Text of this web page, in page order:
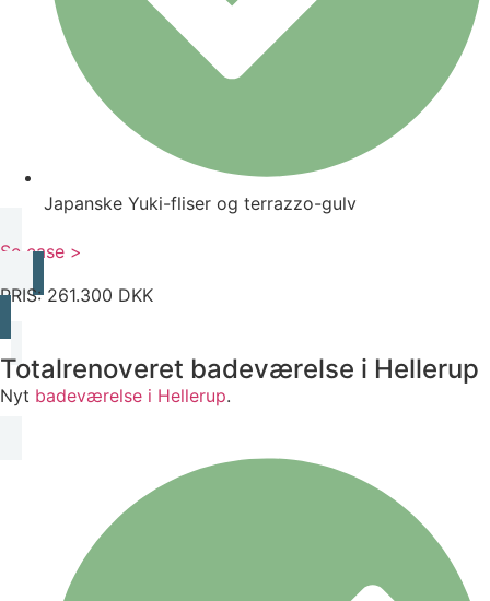
Japanske Yuki-fliser og terrazzo-gulv
Se case >
PRIS: 261.300 DKK
Totalrenoveret badeværelse i Hellerup
Nyt badeværelse i Hellerup.